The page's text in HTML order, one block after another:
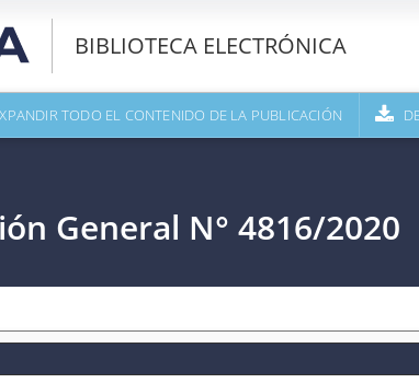
BIBLIOTECA ELECTRÓNICA
TODO EL CONTENIDO DE LA PUBLICACIÓN
General N° 4816/2020